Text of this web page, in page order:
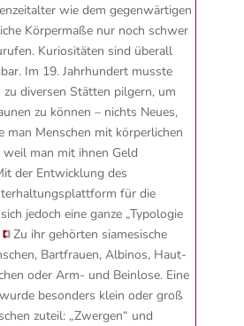
wie dem gegenwärtigen
Körpermaße nur noch schwer
Kuriositäten sind überall
Im 19. Jahrhundert musste
diversen Stätten pilgern, um
zu können – nichts Neues,
man Menschen mit körperlichen
man mit ihnen Geld
der Entwicklung des
für die
jedoch eine ganze „Typologie
Zu ihr gehörten siamesische
Bartfrauen, Albinos, Haut-
oder Arm- und Beinlose. Eine
besonders klein oder groß
zuteil: „Zwergen“ und